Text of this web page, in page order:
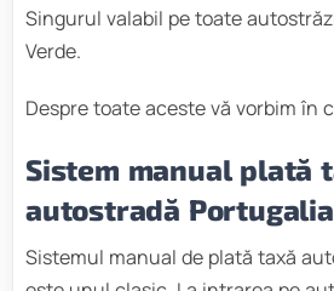
Singurul valabil pe toate
Verde.
Despre toate aceste vă vorbim în
Sistem manual plată
autostradă Portugalia
Sistemul manual de plată taxă